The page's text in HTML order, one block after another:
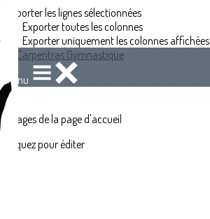
Exporter les lignes sélectionnées
Exporter toutes les colonnes
Exporter uniquement les colonnes affichées
Menu
?>
Images de la page d'accueil
Cliquez pour éditer